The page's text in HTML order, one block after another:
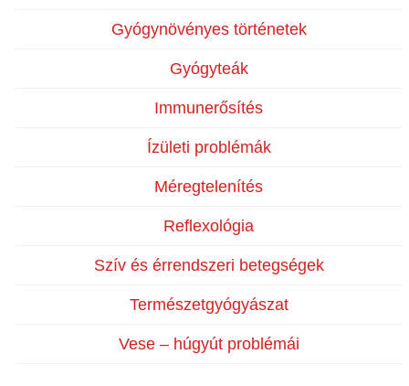
Gyógynövényes történetek
Gyógyteák
Immunerősítés
Ízületi problémák
Méregtelenítés
Reflexológia
Szív és érrendszeri betegségek
Természetgyógyászat
Vese – húgyút problémái